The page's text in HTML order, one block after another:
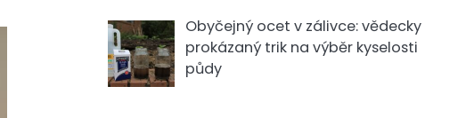
Obyčejný ocet v zálivce: vědecky
prokázaný trik na výběr kyselosti
půdy